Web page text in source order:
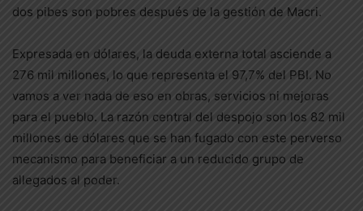
dos pibes son pobres después de la gestión de Macri.
Expresada en dólares, la deuda externa total asciende a
276 mil millones, lo que representa el 97,7% del PBI. No
vamos a ver nada de eso en obras, servicios ni mejoras
para el pueblo. La razón central del despojo son los 82 mil
millones de dólares que se han fugado con este perverso
mecanismo para beneficiar a un reducido grupo de
allegados al poder.